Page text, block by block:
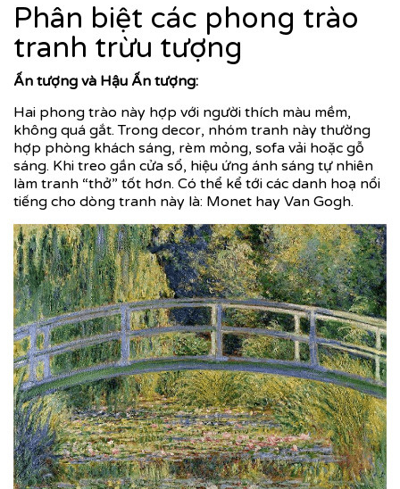
Phân biệt các phong trào
tranh trừu tượng
Ấn tượng và Hậu Ấn tượng:
Hai phong trào này hợp với người thích màu mềm,
không quá gắt. Trong decor, nhóm tranh này thường
hợp phòng khách sáng, rèm mỏng, sofa vải hoặc gỗ
sáng. Khi treo gần cửa sổ, hiệu ứng ánh sáng tự nhiên
làm tranh “thở” tốt hơn. Có thể kể tới các danh hoạ nổi
tiếng cho dòng tranh này là: Monet hay Van Gogh.